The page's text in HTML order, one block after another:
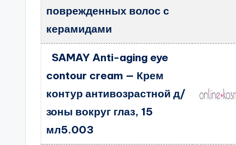
поврежденных волос с
керамидами
SAMAY Anti-aging eye
contour cream — Крем
контур антивозрастной д/
зоны вокруг глаз, 15
мл5.003